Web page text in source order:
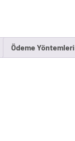
Ödeme Yöntemleri